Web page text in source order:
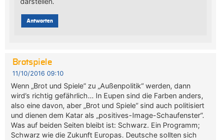
Antworten
Brotspiele
11/10/2016 09:10
Wenn „Brot und Spiele“ zu „Außenpolitik“ werden, dann
wird’s richtig gefährlich… In Eupen sind die Farben anders,
also eine davon, aber „Brot und Spiele“ sind auch politisiert
und dienen dem Katar als „positives-Image-Schaufenster“.
Was auf beiden Seiten bleibt ist: Schwarz. Ein Programm;
Schwarz wie die Zukunft Europas. Deutsche sollten sich